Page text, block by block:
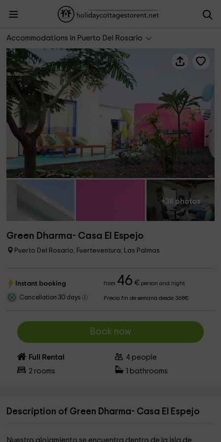
Accommodations in Puerto Del Rosario
Green Dharma- Casa El Espejo
+38 photos
Green Dharma- Casa El Espejo
Puerto Del Rosario, Fuerteventura, Las Palmas
Instant booking from 46 €person and night
Cancellation 30 days Precio fin de semana desde 368€
Book now
Full Rental 4 people
2 rooms bathrooms
Description of Green Dharma- Casa El Espejo
Nuestro alojamiento se encuentra dentro de la isla de